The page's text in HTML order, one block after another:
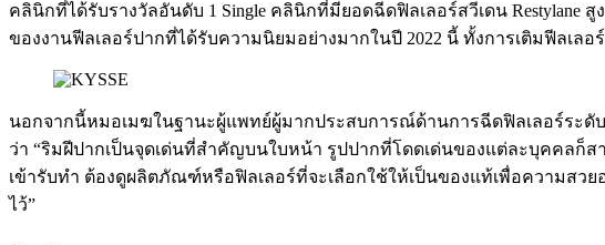
คลินิกที่ได้รับรางวัลอันดับ 1 Single คลินิกที่มียอดฉีดฟิลเลอร์สวีเดน Restylane
ของงานฟีลเลอร์ปากที่ได้รับความนิยมอย่างมากในปี 2022 นี้ ทั้งการเติมฟีลเ
นอกจากนี้หมอเมฆในฐานะผู้แพทย์ผู้มากประสบการณ์ด้านการฉีดฟิลเลอร์ระดั
ว่า “ริมฝีปากเป็นจุดเด่นที่สำคัญบนใบหน้า รูปปากที่โดดเด่นของแต่ละบุคคลก็
เข้ารับทำ ต้องดูผลิตภัณฑ์หรือฟิลเลอร์ที่จะเลือกใช้ให้เป็นของแท้เพื่อความส
ไว้”